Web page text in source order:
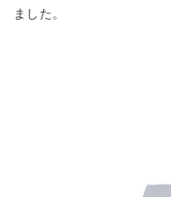
ました。